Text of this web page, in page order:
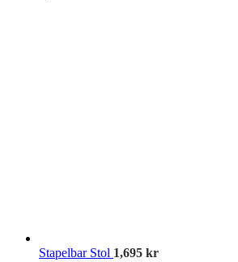
Stapelbar Stol 1,695 kr